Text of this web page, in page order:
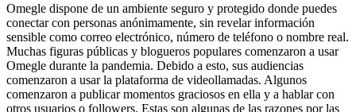
Omegle dispone de un ambiente seguro y protegido donde puedes
conectar con personas anónimamente, sin revelar información
sensible como correo electrónico, número de teléfono o nombre real.
Muchas figuras públicas y blogueros populares comenzaron a usar
Omegle durante la pandemia. Debido a esto, sus audiencias
comenzaron a usar la plataforma de videollamadas. Algunos
comenzaron a publicar momentos graciosos en ella y a hablar con
otros usuarios o followers. Estas son algunas de las razones por las